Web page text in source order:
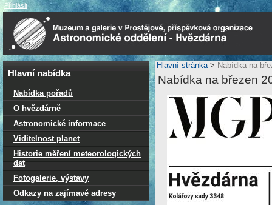
Hlavní nabídka
Nabídka pořadů
O hvězdárně
Astronomické informace
Viditelnost planet
Historie měření meteorologických
dat
Fotogalerie, výstavy
Odkazy na zajímavé adresy
Hlavní stránka> Nabídka na
Nabídka na březen
Přihlásit